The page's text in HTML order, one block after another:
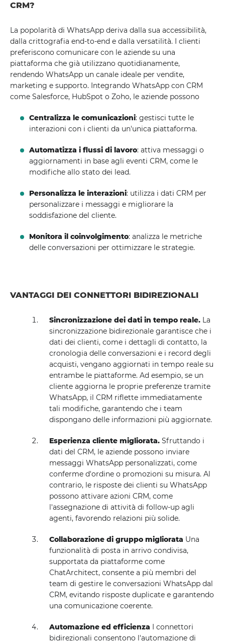
CRM?
La popolarità di WhatsApp deriva dalla sua accessibilità,
dalla crittografia end-to-end e dalla versatilità. I ​​clienti
preferiscono comunicare con le aziende su una
piattaforma che già utilizzano quotidianamente,
rendendo WhatsApp un canale ideale per vendite,
marketing e supporto. Integrando WhatsApp con CRM
come Salesforce, HubSpot o Zoho, le aziende possono
Centralizza le comunicazioni: gestisci tutte le
interazioni con i clienti da un'unica piattaforma.
Automatizza i flussi di lavoro: attiva messaggi o
aggiornamenti in base agli eventi CRM, come le
modifiche allo stato dei lead.
Personalizza le interazioni: utilizza i dati CRM per
personalizzare i messaggi e migliorare la
soddisfazione del cliente.
Monitora il coinvolgimento: analizza le metriche
delle conversazioni per ottimizzare le strategie.
VANTAGGI DEI CONNETTORI BIDIREZIONALI
Sincronizzazione dei dati in tempo reale. La
sincronizzazione bidirezionale garantisce che i
dati dei clienti, come i dettagli di contatto, la
cronologia delle conversazioni e i record degli
acquisti, vengano aggiornati in tempo reale su
entrambe le piattaforme. Ad esempio, se un
cliente aggiorna le proprie preferenze tramite
WhatsApp, il CRM riflette immediatamente
tali modifiche, garantendo che i team
dispongano delle informazioni più aggiornate.
Esperienza cliente migliorata.Sfruttando i
dati del CRM, le aziende possono inviare
messaggi WhatsApp personalizzati, come
conferme d'ordine o promozioni su misura. Al
contrario, le risposte dei clienti su WhatsApp
possono attivare azioni CRM, come
l'assegnazione di attività di follow-up agli
agenti, favorendo relazioni più solide.
Collaborazione di gruppo migliorata Una
funzionalità di posta in arrivo condivisa,
supportata da piattaforme come
ChatArchitect, consente a più membri del
team di gestire le conversazioni WhatsApp dal
CRM, evitando risposte duplicate e garantendo
una comunicazione coerente.
Automazione ed efficienza I connettori
bidirezionali consentono l'automazione di